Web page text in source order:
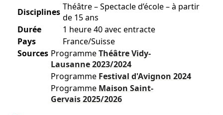
Disciplines Théâtre – Spectacle d’école – à partir
de 15 ans
Durée
1 heure 40 avec entracte
Pays
France/Suisse
Sources ProgrammeThéâtre Vidy-
Lausanne2023/2024
Programme Festival d'Avignon 2024
Programme Maison Saint-
Gervais2025/2026